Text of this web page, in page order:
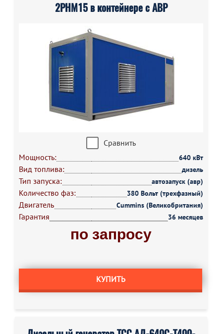
2РНМ15 в контейнере с АВР
Сравнить
Мощность:
640 кВт
Вид топлива: дизель
Тип запуска: автозапуск (авр)
Количество фаз: 380 Вольт (трехфазный)
Двигатель Cummins (Великобритания)
Гарантия 36 месяцев
по запросу
КУПИТЬ